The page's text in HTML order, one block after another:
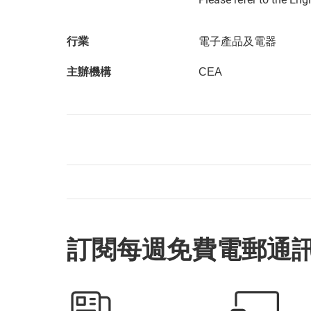
行業 電子產品及電器
主辦機構 CEA
訂閱每週免費電郵通